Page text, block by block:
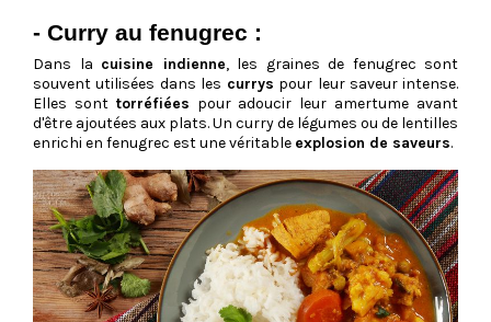
- Curry au fenugrec :
Dans la cuisine indienne, les graines de fenugrec sont
souvent utilisées dans les currys pour leur saveur intense.
Elles sont torréfiées pour adoucir leur amertume avant
d'être ajoutées aux plats. Un curry de légumes ou de lentilles
enrichi en fenugrec est une véritable explosion de saveurs.